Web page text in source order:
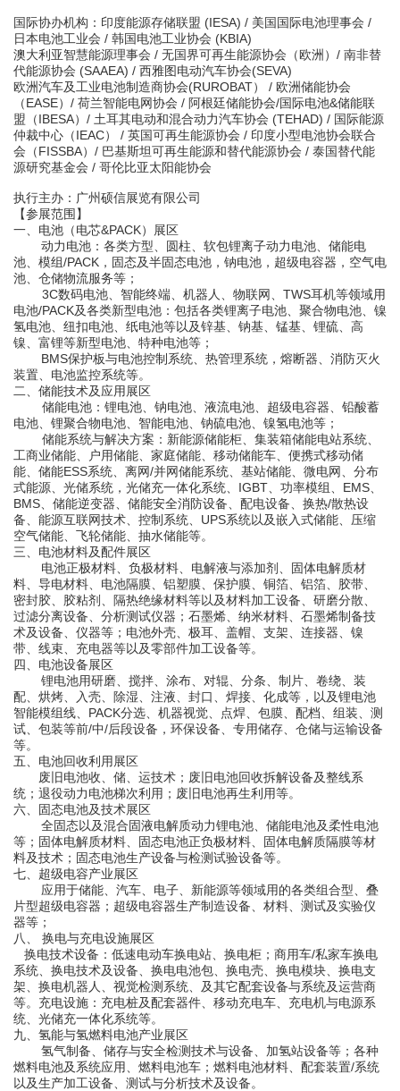
国际协办机构 ： 印度能源存储联盟 (IESA) / 美国国际电池理事会 /
日本电池工业会 / 韩国电池工业协会 (KBIA)
澳大利亚智慧能源理事会 / 无国界可再生能源协会（欧洲） / 南非替
代能源协会 (SAAEA) / 西雅图电动汽车协会(SEVA)
欧洲汽车及工业电池制造商协会(RUROBAT） / 欧洲储能协会
（EASE） / 荷兰智能电网协会 / 阿根廷储能协会/国际电池&储能联
盟（IBESA） / 土耳其电动和混合动力汽车协会 (TEHAD) / 国际能源
仲裁中心（IEAC） / 英国可再生能源协会 / 印度小型电池协会联合
会（FISSBA） / 巴基斯坦可再生能源和替代能源协会 / 泰国替代能
源研究基金会 / 哥伦比亚太阳能协会
执行主办： 广州硕信展览有限公司
【参展范围 】
一、电池（电芯&PACK）展区
动力电池： 各类方型、圆柱、软包锂离子动力电池、储能电
池、模组/PACK，固态及半固态电池，钠电池，超级电容器，空气电
池、仓储物流服务等；
3C数码电池、智能终端 、机器人 、物联网、TWS耳机等领域用
电池/PACK及各类新型电池： 包括各类锂离子电池、聚合物电池、镍
氢电池、纽扣电池、纸电池等以及锌基、钠基、锰基、锂硫、高
镍、富锂等新型电池、特种电池等；
BMS保护板与电池控制系统、热管理系统，熔断器、消防灭火
装置、电池监控系统等。
二、储能技术及应用 展区
储能电池：锂电池、钠电池、液流电池、超级电容器、铅酸蓄
电池、锂聚合物电池、智能电池、钠硫电池、镍氢电池等；
储能系统与解决方案： 新能源储能柜、集装箱储能电站系统、
工商业储能、户用储能、家庭储能、移动储能车、便携式移动储
能 、储能ESS系统、离网/并网储能系统、基站储能、微电网、分布
式能源、光储系统，光储充一体化系统
IGBT、功率模组、 EMS、
BMS、储能逆变器、 储能安全消防设备、配电设备、换热/散热设
备、 能源互联网技术、 控制系统、 UPS系统以及嵌入式储能、 压缩
空气储能、 飞轮储能、抽水储能等。
三、电池材料及配件展区
电池正极材料、负极材料、电解液与添加剂、
固体电解质材
料、 导电材料、电池隔膜、铝塑膜、保护膜、铜箔、铝箔、胶带、
密封胶
胶粘剂 、隔热绝缘材料等以及材料加工设备、 研磨分散、
过滤分离设备、分析测试仪器；石墨烯、纳米材料、 石墨烯制备技
术及设备、仪器等； 电池外壳、极耳、盖帽、支架、连接器、镍
带、线束、充电器等以及零部件加工设备等。
四、电池设备展区
锂电池用研磨、搅拌、涂布、对辊、分条、制片、卷绕、装
配、烘烤、入壳、除湿、注液、封口、焊接、化成等，以及锂电池
智能模组线、 PACK分选、机器视觉、点焊、包膜、配档、组装、测
试、包装等前/中/后段设备，环保设备、专用储存、仓储与运输设备
等。
五 、电池回收利用展区
废旧电池收、储、运技术；废旧电池回收拆解设备及整线系
统；退役动力电池梯次利用；废旧电池再生利用等。
六 、固态电池及技术展区
全固态以及混合固液电解质动力锂电池、储能电池及柔性电池
等；固体电解质材料、固态电池正负极材料、固体电解质隔膜等材
料及技术；固态电池生产设备与检测试验设备等。
七 、超级电容产业展区
应用于储能、汽车、电子、新能源等领域用的各类组合型、叠
片型超级电容器；超级电容器生产制造设备、材料、测试及实验仪
器等；
八、
换电与充电设施展区
换电技术设备： 低速电动车换电站、换电柜； 商用车/私家车换电
系统、换电技术及设备、换电电池包、换电壳、换电模块、换电支
架、换电机器人、视觉检测系统、及其它配套设备与系统及运营商
等。 充电设施： 充电桩及配套器件、移动充电车
充电机与电源系
统、光储充一体化系统等。
九
氢能与氢燃料电池产业展区
氢气制备、储存与安全检测技术与设备、加氢站设备等；各种
燃料电池及系统应用、燃料电池车；燃料电池材料、配套装置/系统
以及生产加工设备、测试与分析技术及设备。